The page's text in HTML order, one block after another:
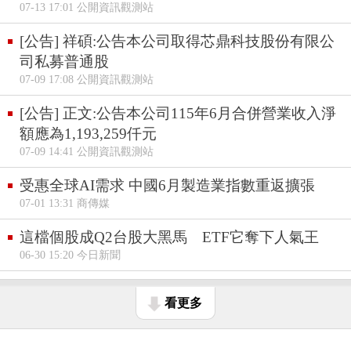
07-13 17:01 公開資訊觀測站
[公告] 祥碩:公告本公司取得芯鼎科技股份有限公
司私募普通股
07-09 17:08 公開資訊觀測站
[公告] 正文:公告本公司115年6月合併營業收入淨
額應為1,193,259仟元
07-09 14:41 公開資訊觀測站
受惠全球AI需求 中國6月製造業指數重返擴張
07-01 13:31 商傳媒
這檔個股成Q2台股大黑馬 ETF它奪下人氣王
06-30 15:20 今日新聞
看更多